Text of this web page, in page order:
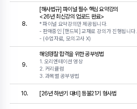
8.
[해사법규] 파이널 필수 핵심 요약강의
<26년 최신강의 업로드 완료>
* 파이널 요약강의만 제공됩니다.
- 판매중인 [핸드북] 교재로 강의가 진행됩니다.
- (수업자료, 모의고사 X)
9.
해양경찰 합격을 위한 공부방법
1. 오리엔테이션 영상
2. 커리큘럼
3. 과목별 공부방법
10. [26년 하반기 대비] 등불21기 형사법